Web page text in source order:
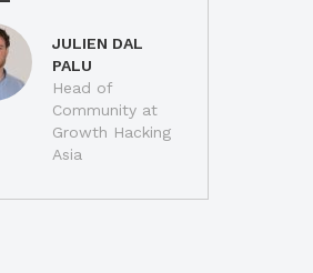
JULIEN DAL
PALU
Head of
Community at
Growth Hacking
Asia